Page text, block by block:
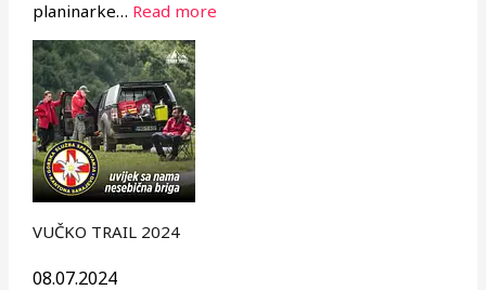
planinarke… Read more
VUČKO TRAIL 2024
08.07.2024